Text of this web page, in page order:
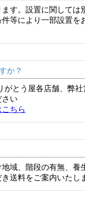
す。設置に関して
等により一部設置
か？
がとう屋各店舗、弊
い
ちら
域、階段の有無、
送料をご案内いたし